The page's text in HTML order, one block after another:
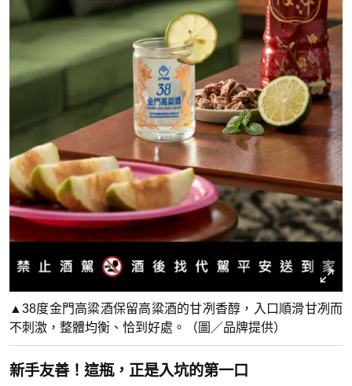
▲38度金門高粱酒保留高粱酒的甘冽香醇，入口順滑甘冽而
不刺激，整體均衡、恰到好處。（圖／品牌提供）
新手友善！這瓶，正是入坑的第一口